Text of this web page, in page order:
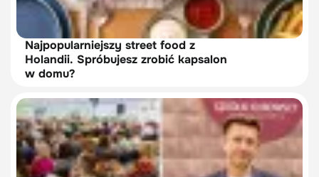
Najpopularniejszy street food z
Holandii. Spróbujesz zrobić kapsalon
w domu?